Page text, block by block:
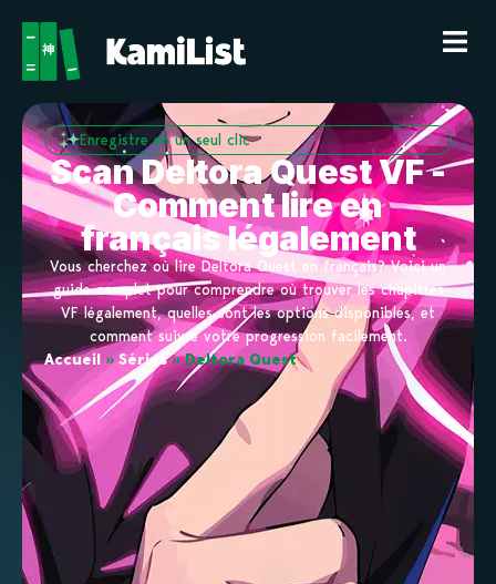
Enregistre en un seul clic
Scan Deltora Quest VF -
Comment lire en
français légalement
Vous cherchez où lire Deltora Quest en français? Voici un
guide complet pour comprendre où trouver les chapitres
VF légalement, quelles sont les options disponibles, et
comment suivre votre progression facilement.
Accueil »Séries»Deltora Quest